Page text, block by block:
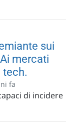
sui
mercati
tech.
fa
di incidere